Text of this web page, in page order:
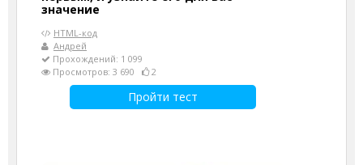
значение
HTML-код
Андрей
Прохождений: 1 099
Просмотров: 3 690
2
Пройти тест